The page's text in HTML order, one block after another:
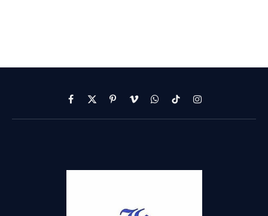
Facebook
X
(Twitter)
PinterestVimeoWhatsApp
TikTokInstagram